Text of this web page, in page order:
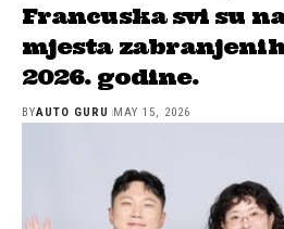
Francuska svi su
mjesta
2026. godine.
BYAUTO GURU MAY 15, 2026